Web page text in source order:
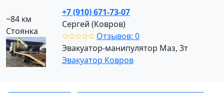
~84 км
Стоянка
+7 (910) 671-73-07
Сергей (Ковров)
✩✩✩✩✩ Отзывов: 0
Эвакуатор-манипулятор Маз, 3т
Эвакуатор Ковров